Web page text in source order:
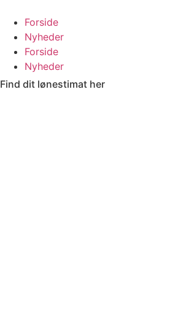
indhold
Forside
Nyheder
Forside
Nyheder
Find dit lønestimat her